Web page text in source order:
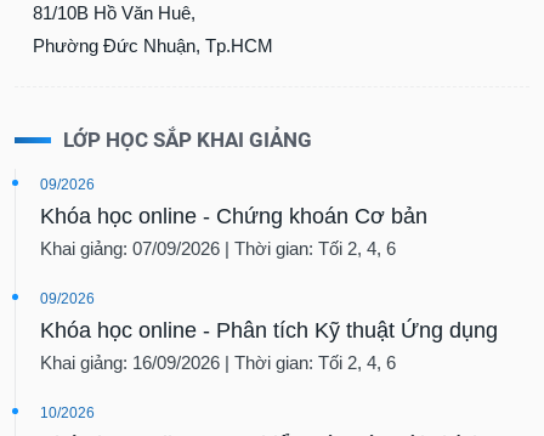
81/10B Hồ Văn Huê,
Phường Đức Nhuận, Tp.HCM
LỚP HỌC SẮP KHAI GIẢNG
09/2026
Khóa học online - Chứng khoán Cơ bản
Khai giảng: 07/09/2026 | Thời gian: Tối 2, 4, 6
09/2026
Khóa học online - Phân tích Kỹ thuật Ứng dụng
Khai giảng: 16/09/2026 | Thời gian: Tối 2, 4, 6
10/2026